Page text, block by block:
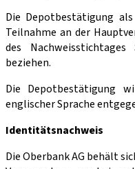
Die Depotbestätigung
Teilnahme an der
des Nachweisstichtages
beziehen.
Die Depotbestätigung
englischer Sprache
Identitätsnachweis
Die Oberbank AG behält